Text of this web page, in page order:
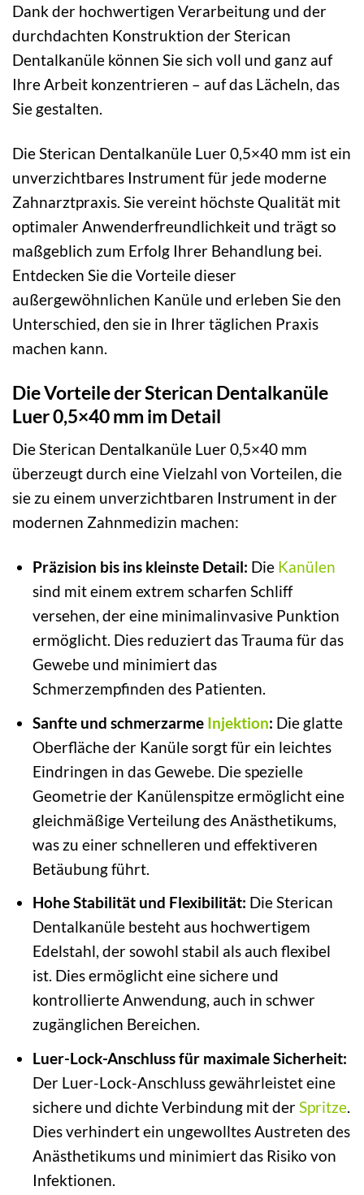
Dank der hochwertigen Verarbeitung und der
durchdachten Konstruktion der Sterican
Dentalkanüle können Sie sich voll und ganz auf
Ihre Arbeit konzentrieren – auf das Lächeln, das
Sie gestalten.
Die Sterican Dentalkanüle Luer 0,5×40 mm ist ein
unverzichtbares Instrument für jede moderne
Zahnarztpraxis. Sie vereint höchste Qualität mit
optimaler Anwenderfreundlichkeit und trägt so
maßgeblich zum Erfolg Ihrer Behandlung bei.
Entdecken Sie die Vorteile dieser
außergewöhnlichen Kanüle und erleben Sie den
Unterschied, den sie in Ihrer täglichen Praxis
machen kann.
Die Vorteile der Sterican Dentalkanüle
Luer 0,5×40 mm im Detail
Die Sterican Dentalkanüle Luer 0,5×40 mm
überzeugt durch eine Vielzahl von Vorteilen, die
sie zu einem unverzichtbaren Instrument in der
modernen Zahnmedizin machen:
Präzision bis ins kleinste Detail: Die Kanülen
sind mit einem extrem scharfen Schliff
versehen, der eine minimalinvasive Punktion
ermöglicht. Dies reduziert das Trauma für das
Gewebe und minimiert das
Schmerzempfinden des Patienten.
Sanfte und schmerzarme Injektion: Die glatte
Oberfläche der Kanüle sorgt für ein leichtes
Eindringen in das Gewebe. Die spezielle
Geometrie der Kanülenspitze ermöglicht eine
gleichmäßige Verteilung des Anästhetikums,
was zu einer schnelleren und effektiveren
Betäubung führt.
Hohe Stabilität und Flexibilität: Die Sterican
Dentalkanüle besteht aus hochwertigem
Edelstahl, der sowohl stabil als auch flexibel
ist. Dies ermöglicht eine sichere und
kontrollierte Anwendung, auch in schwer
zugänglichen Bereichen.
Luer-Lock-Anschluss für maximale Sicherheit:
Der Luer-Lock-Anschluss gewährleistet eine
sichere und dichte Verbindung mit derSpritze.
Dies verhindert ein ungewolltes Austreten des
Anästhetikums und minimiert das Risiko von
Infektionen.